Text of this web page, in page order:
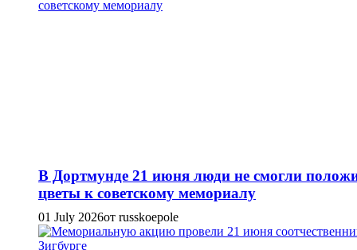
В Дортмунде 21 июня люди не смогли
цветы к советскому мемориалу
01 July 2026от russkoepole